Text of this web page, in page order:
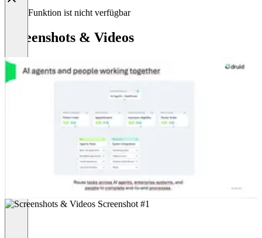
Diese Funktion ist nicht verfügbar
Screenshots & Videos